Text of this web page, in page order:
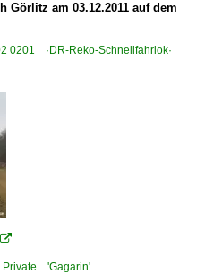
Gdańsk
Görlitz am 03.12.2011 auf dem
0201 ·DR-Reko-Schnellfahrlok·

'Gagarin'